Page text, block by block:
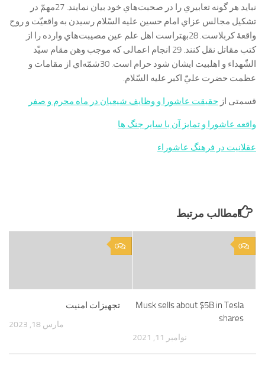
نبايد هر گونه تعابيري را در صحبت‌هاي خود بيان نمايند. 27مهمّ در
تشكيل مجالس عزاي امام حسين عليه السّلام رسيدن به واقعيّت و روح
واقعۀ كربلاست. 28بهتراست اهل علم عين مصيبت‌هاي وارده را از
كتب مقاتل نقل كنند. 29 انجام اعمالی که موجب وهن مقام سيّد
الشّهداء و اهلبيت ايشان شود حرام است. 30شمّه‌اي از مقامات و
عظمت حضرت عليّ اكبر عليه السّلام.
قسمتی از حقیقت عاشورا و وظایف شیعیان در ماه محرم و صفر
واقعه عاشورا و تمایز آن با سایر جنگ ها
عقلانیت در فرهنگ عاشوراء
مطالب مرتبط
0
تجهیزات امنیت
مارس 18, 2023
0
Musk sells about $5B in Tesla
shares
نوامبر 11, 2021